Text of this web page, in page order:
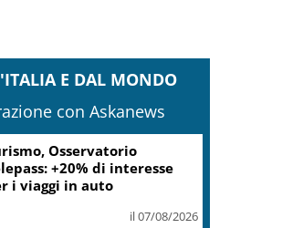
E DAL MONDO
con Askanews
Osservatorio
+20% di interesse
i viaggi in auto
il 07/08/2026